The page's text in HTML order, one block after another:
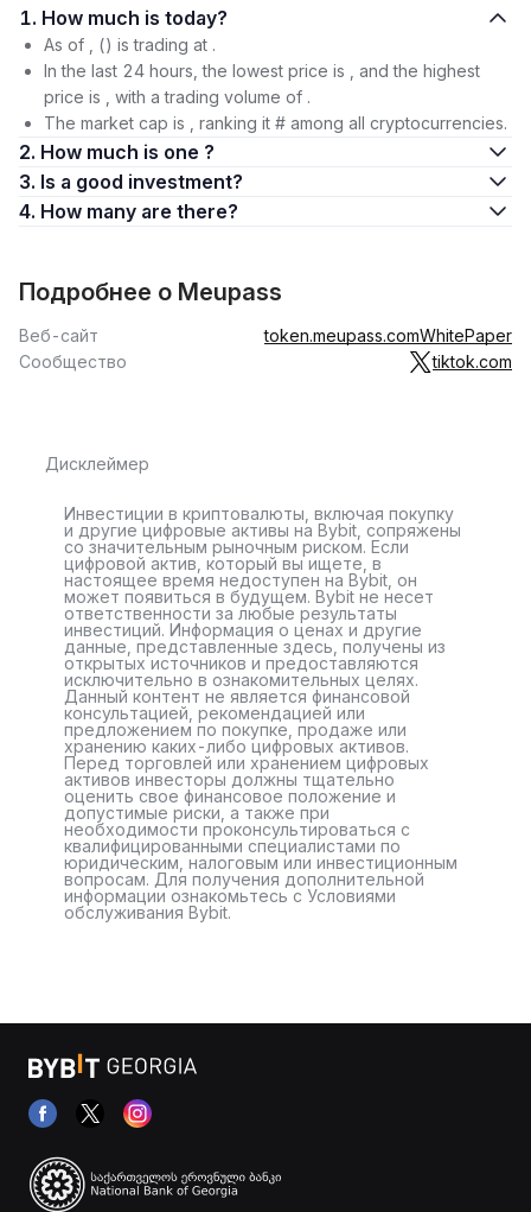
1. How much is today?
As of , () is trading at .
In the last 24 hours, the lowest price is , and the highest
price is , with a trading volume of .
The market cap is , ranking it # among all cryptocurrencies.
2. How much is one ?
3. Is a good investment?
4. How many are there?
Подробнее о Meupass
Веб-сайт token.meupass.comWhitePaper
Сообщество
tiktok.com
Дисклеймер
Инвестиции в криптовалюты, включая покупку
и другие цифровые активы на Bybit, сопряжены
со значительным рыночным риском. Если
цифровой актив, который вы ищете, в
настоящее время недоступен на Bybit, он
может появиться в будущем. Bybit не несет
ответственности за любые результаты
инвестиций. Информация о ценах и другие
данные, представленные здесь, получены из
открытых источников и предоставляются
исключительно в ознакомительных целях.
Данный контент не является финансовой
консультацией, рекомендацией или
предложением по покупке, продаже или
хранению каких-либо цифровых активов.
Перед торговлей или хранением цифровых
активов инвесторы должны тщательно
оценить свое финансовое положение и
допустимые риски, а также при
необходимости проконсультироваться с
квалифицированными специалистами по
юридическим, налоговым или инвестиционным
вопросам. Для получения дополнительной
информации ознакомьтесь с Условиями
обслуживания Bybit.